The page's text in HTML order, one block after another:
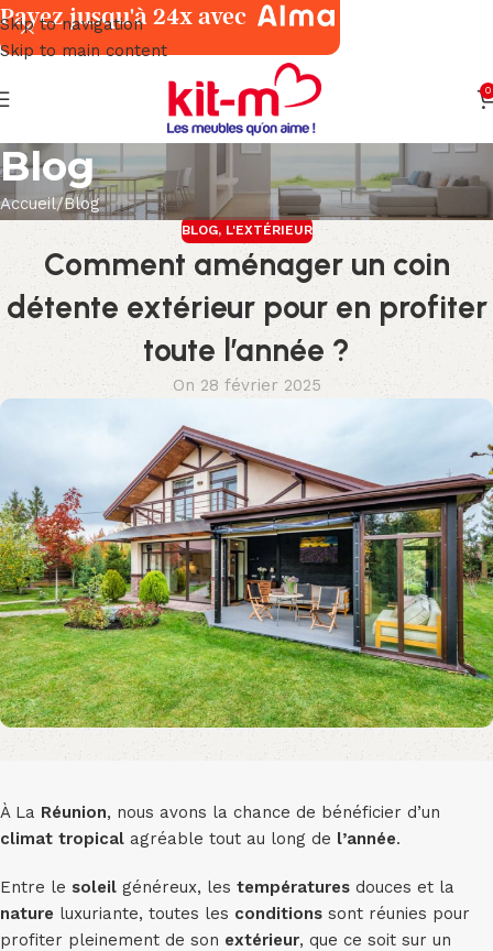
Skip to navigation
Skip to main content
0
Blog
Accueil Blog
BLOG, L'EXTÉRIEUR
Comment aménager un coin
détente extérieur pour en profiter
toute l’année ?
On 28 février 2025
À La Réunion, nous avons la chance de bénéficier d’un
climat tropical agréable tout au long de l’année.
Entre le soleil généreux, les températures douces et la
nature luxuriante, toutes les conditions sont réunies pour
profiter pleinement de son extérieur, que ce soit sur un
Payez jusqu'à 24x avec